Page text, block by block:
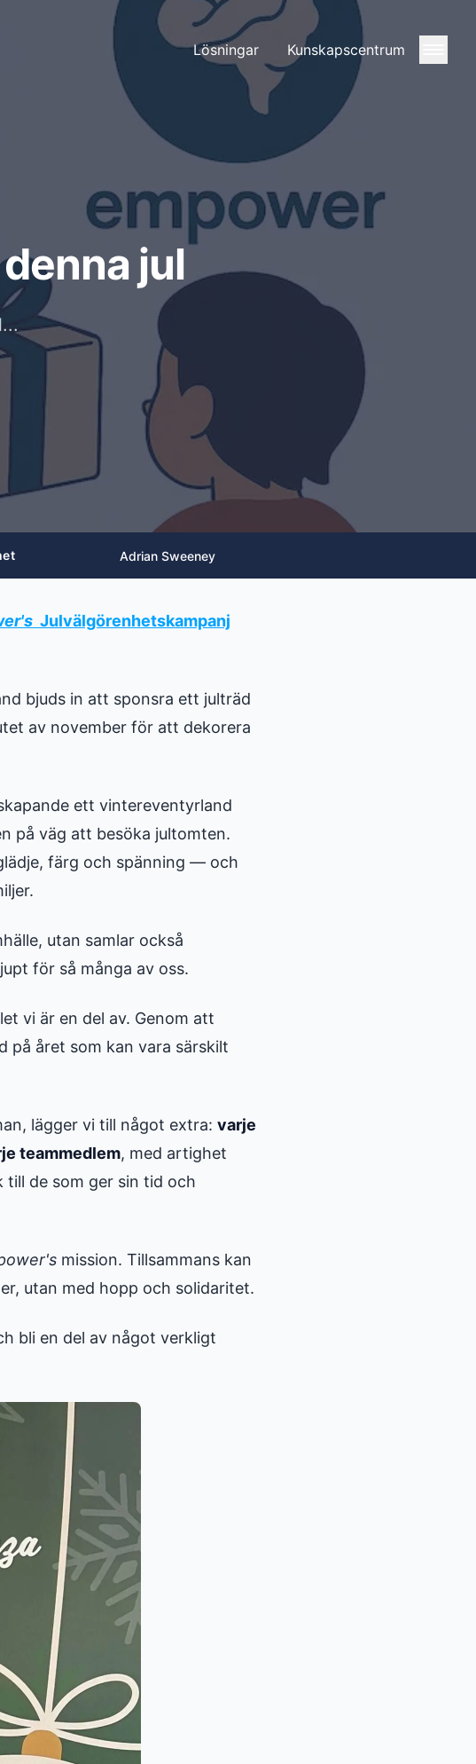
Lösningar Kunskapscentrum
jul
Adrian Sweeney
Julvälgörenhetskampanj
bjuds in att sponsra ett julträd
av november för att dekorera
ett vintereventyrland
på väg att besöka jultomten.
färg och spänning — och
utan samlar också
för så många av oss.
vi är en del av. Genom att
på året som kan vara särskilt
lägger vi till något extra: varje
teammedlem, med artighet
de som ger sin tid och
mission. Tillsammans kan
utan med hopp och solidaritet.
bli en del av något verkligt